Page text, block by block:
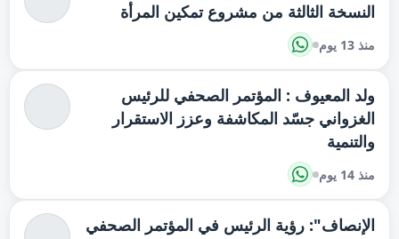
النسخة الثالثة من مشروع تمكين المرأة
منذ 13 يوم
ولد المعيوف : المؤتمر الصحفي للرئيس
الغزواني جسّد المكاشفة وعزز الاستقرار
والتنمية
منذ 14 يوم
الإنصاف": رؤية الرئيس في المؤتمر الصحفي